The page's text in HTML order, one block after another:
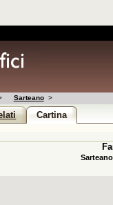
Sarteano >
Cartina